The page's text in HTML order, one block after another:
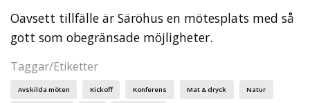
Oavsett tillfälle är Säröhus en mötesplats med så
gott som obegränsade möjligheter.
Taggar/Etiketter
Avskilda möten Kickoff Konferens Mat & dryck Natur